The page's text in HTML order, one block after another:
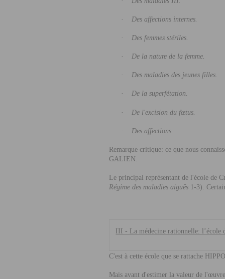
· Des affections internes.
· Des femmes stériles.
· De la nature de la femme.
· Des maladies des jeunes filles.
· De la superfétation.
· De l'excision du fœtus.
· Des affections.
Remarque critique: ce que nous
GALIEN .
Le principal représentant de l'école de
Régime des maladies aiguës 1-3).
III - La médecine rationnelle: l’école
C'est à cette école que se rattache
Mais avant d'estimer la valeur de